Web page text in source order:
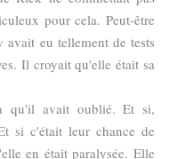
pour cela. Peut-être
eu tellement de tests
Il croyait qu'elle était sa
avait oublié. Et si,
si c'était leur chance de
en était paralysée. Elle